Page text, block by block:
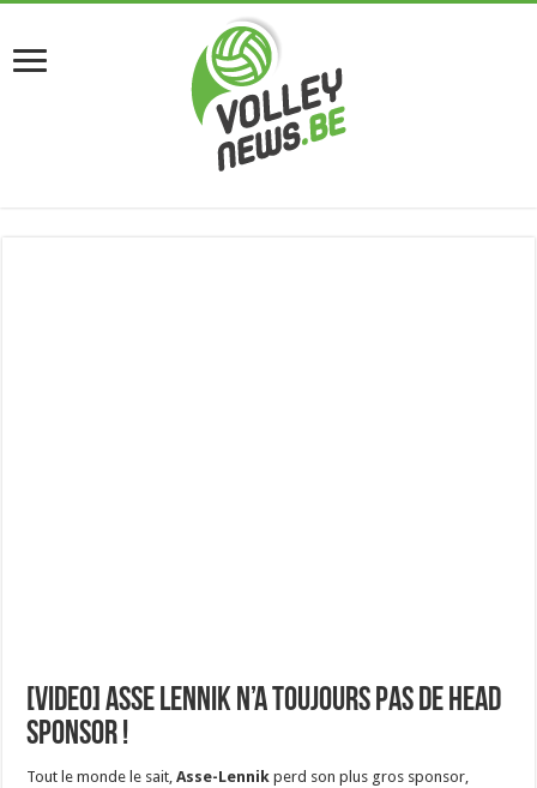
[Video] Asse Lennik n’a toujours pas de Head
Sponsor !
Tout le monde le sait,Asse-Lennik perd son plus gros sponsor,